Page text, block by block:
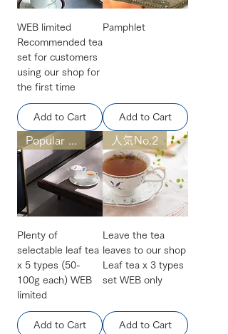
WEB limited
Recommended tea
set for customers
using our shop for
the first time
Add to Cart
Pamphlet
Add to Cart
Plenty of
selectable leaf tea
x 5 types (50-
100g each) WEB
limited
Add to Cart
人気No.2
Leave the tea
leaves to our shop
Leaf tea x 3 types
set WEB only
Add to Cart